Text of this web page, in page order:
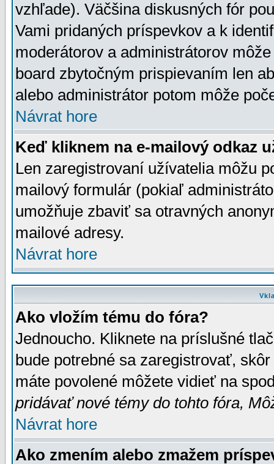
vzhľade). Väčšina diskusných fór
Vami pridaných príspevkov a k
moderátorov a administrátorov
board zbytočným prispievaním len
alebo administrátor potom môže
Návrat hore
Keď kliknem na e-mailový odkaz
Len zaregistrovaní užívatelia môžu
mailový formulár (pokiaľ
umožňuje zbaviť sa otravných
mailové adresy.
Návrat hore
Ako vložím tému do fóra?
Jednoucho. Kliknete na príslušné
bude potrebné sa zaregistrovať,
máte povolené môžete vidieť na
pridávať nové témy do tohto fóra,
Návrat hore
Ako zmením alebo zmažem